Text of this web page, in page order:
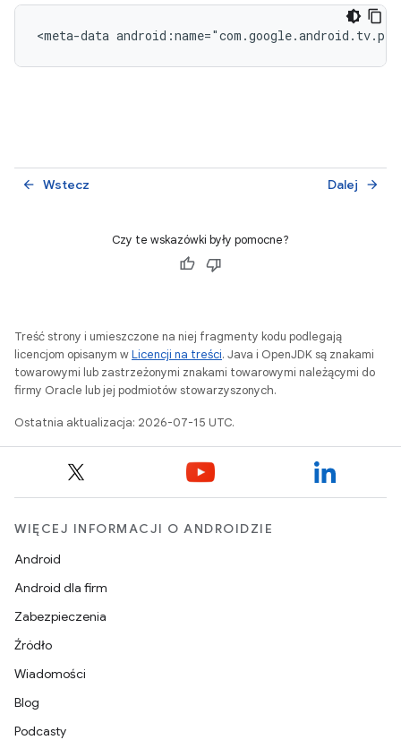
<meta-data
Wstecz
arrow_back Dalej arrow_forward
Czy te wskazówki były pomocne?
Treść strony i umieszczone na niej fragmenty kodu podlegają
licencjom opisanym wLicencji na treści. Java i OpenJDK są znakami
towarowymi lub zastrzeżonymi znakami towarowymi należącymi do
firmy Oracle lub jej podmiotów stowarzyszonych.
Ostatnia aktualizacja: 2026-07-15 UTC.
WIĘCEJ INFORMACJI O ANDROIDZIE
Android
Android dla firm
Zabezpieczenia
Źródło
Wiadomości
Blog
Podcasty